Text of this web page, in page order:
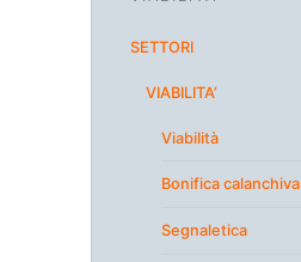
SETTORI
VIABILITA’
Viabilità
Bonifica calanchiva
Segnaletica